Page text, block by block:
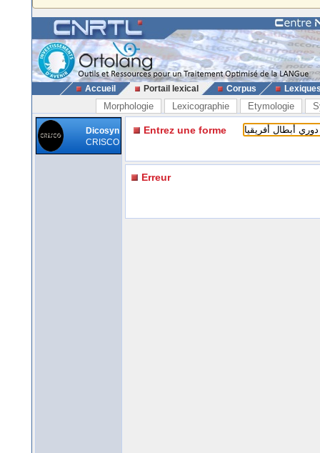
Accueil Portail lexical Corpus
Morphologie Lexicographie Etymologie
Dicosyn
CRISCO
Entrez une forme
Erreur